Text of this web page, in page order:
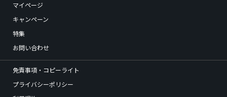
マイページ
キャンペーン
特集
お問い合わせ
免責事項・コピーライト
プライバシーポリシー